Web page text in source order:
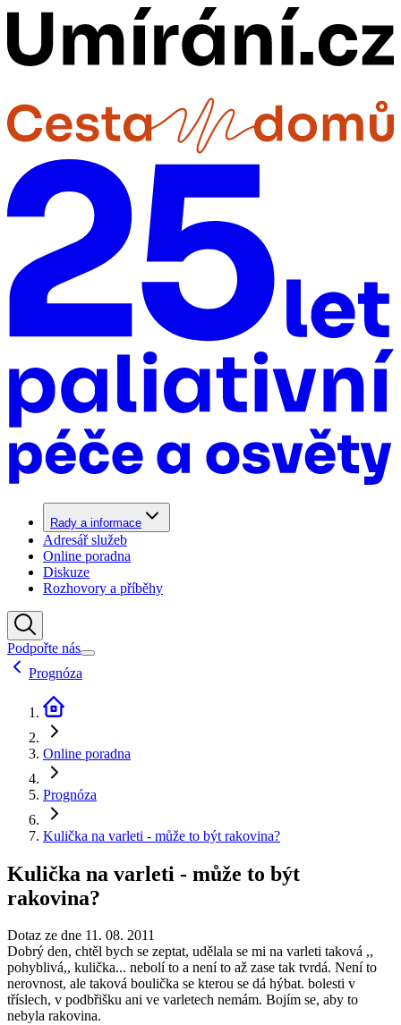
Rady a informace
Adresář služeb
Online poradna
Diskuze
Rozhovory a příběhy
Podpořte nás
Prognóza
Online poradna
Prognóza
Kulička na varleti - může to být rakovina?
Kulička na varleti - může to být
rakovina?
Dotaz ze dne 11. 08. 2011
Dobrý den, chtěl bych se zeptat, udělala se mi na varleti taková ,,
pohyblivá,, kulička... nebolí to a není to až zase tak tvrdá. Není to
nerovnost, ale taková boulička se kterou se dá hýbat. bolesti v
tříslech, v podbřišku ani ve varletech nemám. Bojím se, aby to
nebyla rakovina.